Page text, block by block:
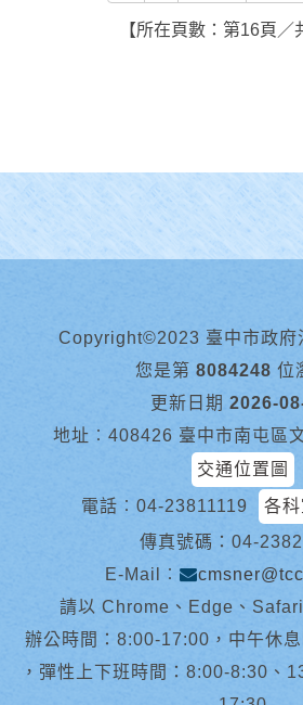
【所在頁數：第16頁／
Copyright©2023 臺中市政府
您是第 8084248 位
更新日期 2026-
地址︰408426 臺中市南屯區
交通位置圖
電話︰ 04-23811119
各
傳真號碼：04-
E-Mail︰
請以 Chrome、Edge、
辦公時間：8:00-17:00，中午休
，彈性上下班時間：8:00-8:30、